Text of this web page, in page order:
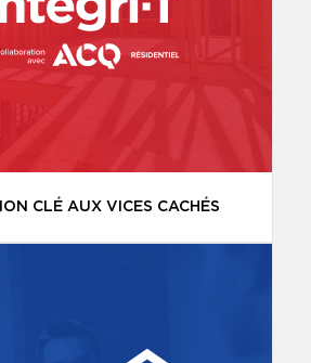
CLÉ AUX VICES CACHÉS